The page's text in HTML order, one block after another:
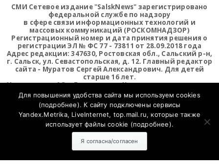
СМИ Сетевое издание "SalskNews" зарегистрировано
федеральной службе по надзору
в сфере связи информационных технологий и
массовых коммуникаций (РОСКОМНАДЗОР)
Регистрационный номер и дата принятия решения о
регистрации ЭЛ № ФС 77 - 73811 от 28.09.2018 года
Адрес редакции: 347630, Ростовская обл., Сальский р-н,
г. Сальск, ул. Севастопольская, д. 12. Главный редактор
сайта - Муратов Сергей Александрович. Для детей
старше 16 лет.
Учредитель: АО «Дон-медиа». Контактные данные для
Роскомнадзора и государственных органов: 8-863-727-
10-22salsknews@don.media
Открыть статистику сайта
Для повышения удобства сайта мы используем cookies
(подробнее). К сайту подключены сервисы
Yandex.Metrika, LiveInternet, top.mail.ru, которые также
использует файлы cookie (подробнее).
Я согласна/согласен
Открыть статистику Liveinternet